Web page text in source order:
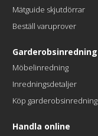
Mätguide skjutdörrar
Beställ varuprover
Garderobsinredning
Möbelinredning
Inredningsdetaljer
Köp garderobsinredning
Handla online